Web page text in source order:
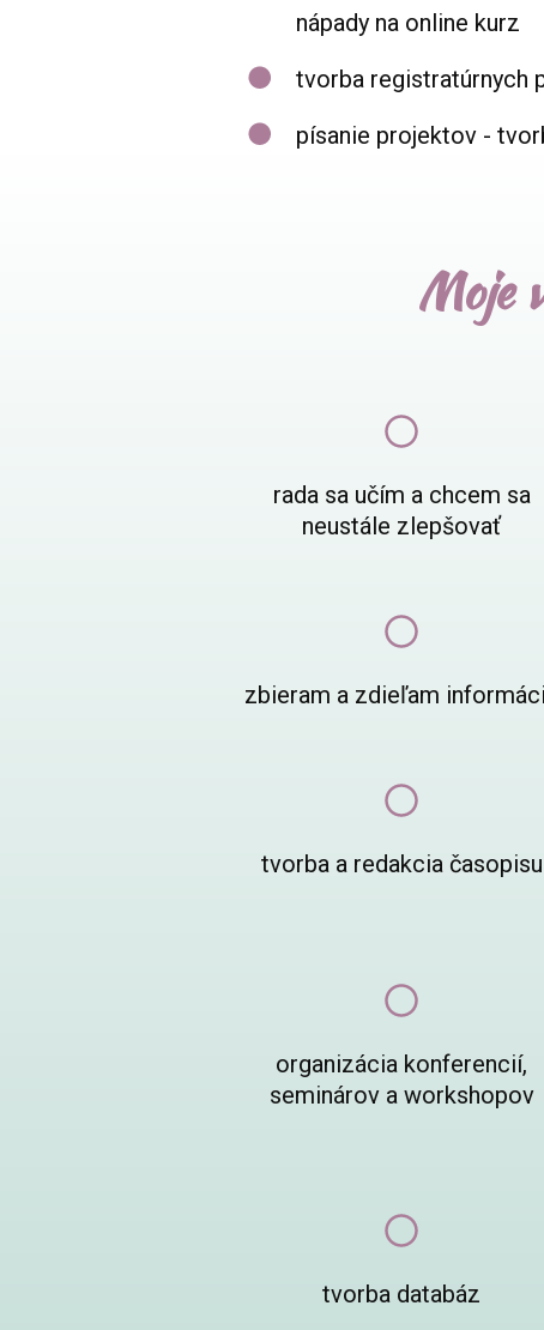
nápady na online kurz
tvorba registratúrnych
písanie projektov -
Moje
rada sa učím a chcem sa
neustále zlepšovať
zbieram a zdieľam
tvorba a redakcia časopisu
organizácia konferencií,
seminárov a workshopov
tvorba databáz